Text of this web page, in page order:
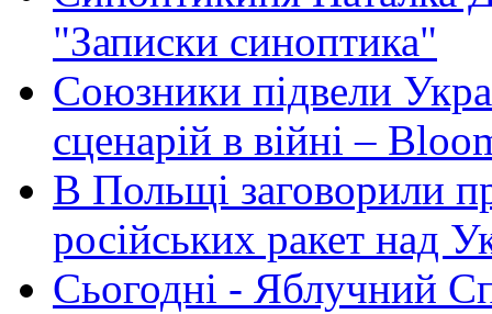
"Записки синоптика"
Союзники підвели
сценарій в війні –
В Польщі заговорили
російських ракет над
Сьогодні - Яблучний